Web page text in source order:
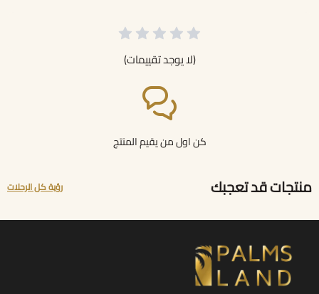
كن اول من يقيم المنتج
(لا يوجد تقييمات)
منتجات قد تعجبك رؤية كل الرحلات